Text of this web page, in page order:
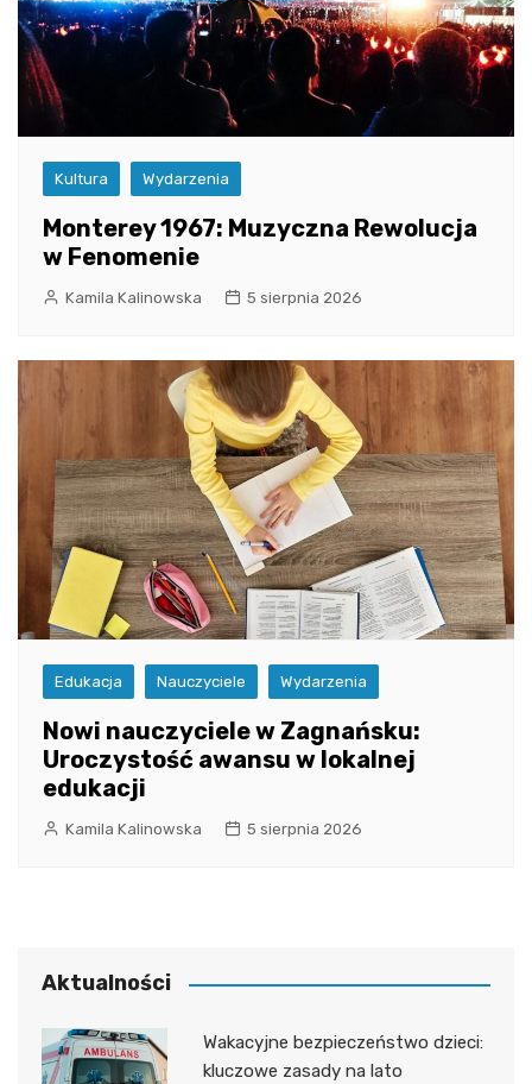
Kultura Wydarzenia
Monterey 1967: Muzyczna Rewolucja
w Fenomenie
Kamila Kalinowska 5 sierpnia 2026
Edukacja Nauczyciele Wydarzenia
Nowi nauczyciele w Zagnańsku:
Uroczystość awansu w lokalnej
edukacji
Kamila Kalinowska 5 sierpnia 2026
Aktualności
Wakacyjne bezpieczeństwo dzieci:
kluczowe zasady na lato